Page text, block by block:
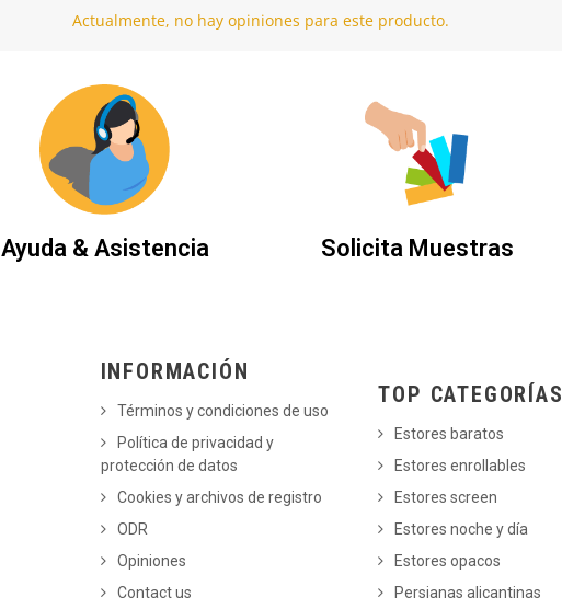
Actualmente, no hay opiniones para este producto.
Ayuda & Asistencia Solicita Muestras
INFORMACIÓN
Términos y condiciones de uso
Política de privacidad y
protección de datos
Cookies y archivos de registro
ODR
Opiniones
Contact us
TOP CATEGORÍAS
Estores baratos
Estores enrollables
Estores screen
Estores noche y día
Estores opacos
Persianas alicantinas